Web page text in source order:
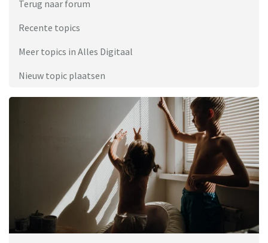
Terug naar forum
Recente topics
Meer topics in Alles Digitaal
Nieuw topic plaatsen